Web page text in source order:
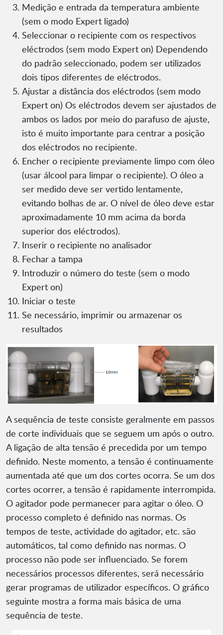
Medição e entrada da temperatura ambiente
(sem o modo Expert ligado)
Seleccionar o recipiente com os respectivos
eléctrodos (sem modo Expert on) Dependendo
do padrão seleccionado, podem ser utilizados
dois tipos diferentes de eléctrodos.
Ajustar a distância dos eléctrodos (sem modo
Expert on) Os eléctrodos devem ser ajustados de
ambos os lados por meio do parafuso de ajuste,
isto é muito importante para centrar a posição
dos eléctrodos no recipiente.
Encher o recipiente previamente limpo com óleo
(usar álcool para limpar o recipiente). O óleo a
ser medido deve ser vertido lentamente,
evitando bolhas de ar. O nível de óleo deve estar
aproximadamente 10 mm acima da borda
superior dos eléctrodos).
Inserir o recipiente no analisador
Fechar a tampa
Introduzir o número do teste (sem o modo
Expert on)
Iniciar o teste
Se necessário, imprimir ou armazenar os
resultados
A sequência de teste consiste geralmente em passos
de corte individuais que se seguem um após o outro.
A ligação de alta tensão é precedida por um tempo
definido. Neste momento, a tensão é continuamente
aumentada até que um dos cortes ocorra. Se um dos
cortes ocorrer, a tensão é rapidamente interrompida.
O agitador pode permanecer para agitar o óleo. O
processo completo é definido nas normas. Os
tempos de teste, actividade do agitador, etc. são
automáticos, tal como definido nas normas. O
processo não pode ser influenciado. Se forem
necessários processos diferentes, será necessário
gerar programas de utilizador específicos. O gráfico
seguinte mostra a forma mais básica de uma
sequência de teste.